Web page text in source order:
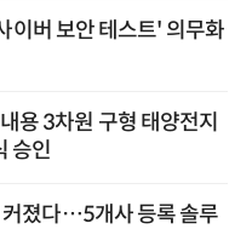
이버 보안 테스트' 의무화
용 3차원 구형 태양전지
승인
졌다…5개사 등록 솔루